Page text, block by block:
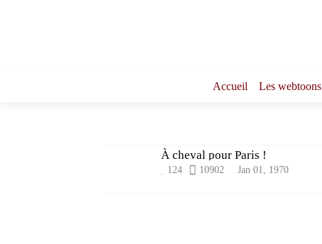
Accueil Les webtoons
À cheval pour Paris !
124 10902 Jan 01, 1970